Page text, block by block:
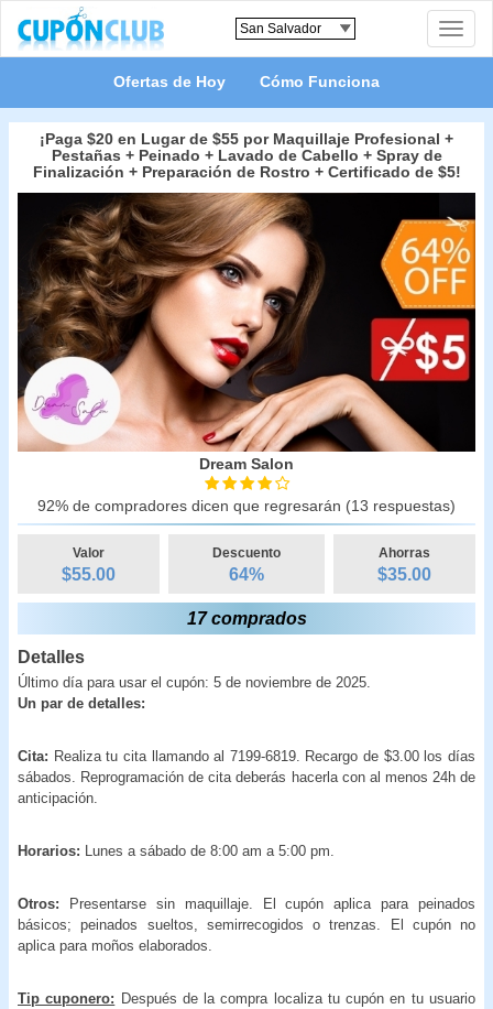
Toggle
Ofertas de Hoy Cómo Funciona
¡Paga $20 en Lugar de $55 por Maquillaje Profesional +
Pestañas + Peinado + Lavado de Cabello + Spray de
Finalización + Preparación de Rostro + Certificado de $5!
Dream Salon
92% de compradores dicen que regresarán (13 respuestas)
Valor
$55.00
Descuento
64%
Ahorras
$35.00
17 comprados
Detalles
Último día para usar el cupón: 5 de noviembre de 2025.
Un par de detalles:
Cita: Realiza tu cita llamando al 7199-6819. Recargo de $3.00 los días
sábados. Reprogramación de cita deberás hacerla con al menos 24h de
anticipación.
Horarios: Lunes a sábado de 8:00 am a 5:00 pm.
Otros:
Presentarse sin maquillaje. El cupón aplica para peinados
básicos; peinados sueltos, semirrecogidos o trenzas. El cupón no
aplica para moños elaborados.
Tip cuponero: Después de la compra localiza tu cupón en tu usuario